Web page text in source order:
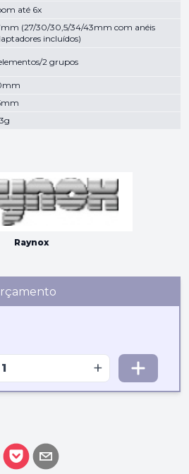
até 6x
(27/30/30,5/34/43mm com anéis
incluídos)
2 grupos
+
Raynox